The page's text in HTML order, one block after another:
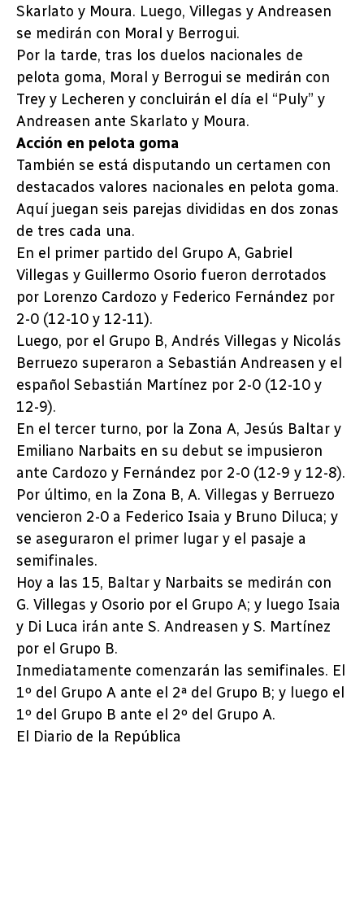
Skarlato y Moura. Luego, Villegas y Andreasen
se medirán con Moral y Berrogui.
Por la tarde, tras los duelos nacionales de
pelota goma, Moral y Berrogui se medirán con
Trey y Lecheren y concluirán el día el “Puly” y
Andreasen ante Skarlato y Moura.
Acción en pelota goma
También se está disputando un certamen con
destacados valores nacionales en pelota goma.
Aquí juegan seis parejas divididas en dos zonas
de tres cada una.
En el primer partido del Grupo A, Gabriel
Villegas y Guillermo Osorio fueron derrotados
por Lorenzo Cardozo y Federico Fernández por
2-0 (12-10 y 12-11).
Luego, por el Grupo B, Andrés Villegas y Nicolás
Berruezo superaron a Sebastián Andreasen y el
español Sebastián Martínez por 2-0 (12-10 y
12-9).
En el tercer turno, por la Zona A, Jesús Baltar y
Emiliano Narbaits en su debut se impusieron
ante Cardozo y Fernández por 2-0 (12-9 y 12-8).
Por último, en la Zona B, A. Villegas y Berruezo
vencieron 2-0 a Federico Isaia y Bruno Diluca; y
se aseguraron el primer lugar y el pasaje a
semifinales.
Hoy a las 15, Baltar y Narbaits se medirán con
G. Villegas y Osorio por el Grupo A; y luego Isaia
y Di Luca irán ante S. Andreasen y S. Martínez
por el Grupo B.
Inmediatamente comenzarán las semifinales. El
1º del Grupo A ante el 2ª del Grupo B; y luego el
1º del Grupo B ante el 2º del Grupo A.
El Diario de la República